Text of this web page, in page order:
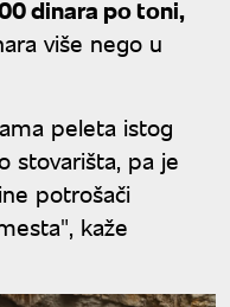
dinara po toni,
više nego u
peleta istog
stovarišta, pa je
potrošači
kaže